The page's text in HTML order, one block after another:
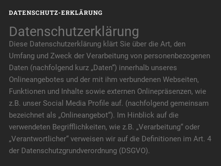
DATENSCHUTZ-ERKLÄRUNG
Datenschutzerklärung
Diese Datenschutzerklärung klärt Sie über die Art, den
Umfang und Zweck der Verarbeitung von personenbezogenen
Daten (nachfolgend kurz „Daten“) innerhalb unseres
Onlineangebotes und der mit ihm verbundenen Webseiten,
Funktionen und Inhalte sowie externen Onlinepräsenzen, wie
z.B. unser Social Media Profile auf. (nachfolgend gemeinsam
bezeichnet als „Onlineangebot“). Im Hinblick auf die
verwendeten Begrifflichkeiten, wie z.B. „Verarbeitung“ oder
„Verantwortlicher“ verweisen wir auf die Definitionen im Art. 4
der Datenschutzgrundverordnung (DSGVO).